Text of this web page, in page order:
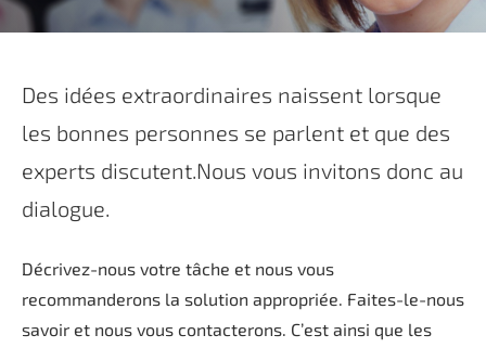
Des idées extraordinaires naissent lorsque
les bonnes personnes se parlent et que des
experts discutent.Nous vous invitons donc au
dialogue.
Décrivez-nous votre tâche et nous vous
recommanderons la solution appropriée. Faites-le-nous
savoir et nous vous contacterons. C’est ainsi que les